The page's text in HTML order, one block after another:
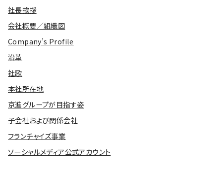
社長挨拶
会社概要／組織図
Company’s Profile
沿革
社歌
本社所在地
京進グループが目指す姿
子会社および関係会社
フランチャイズ事業
ソーシャルメディア公式アカウント